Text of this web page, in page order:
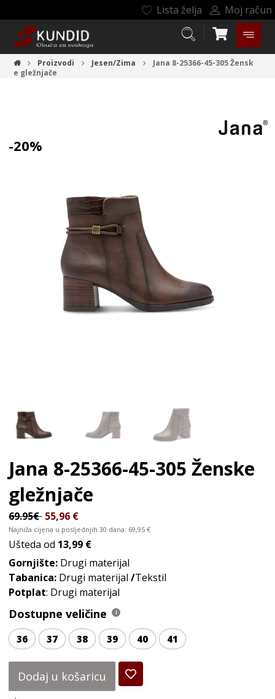
Lista želja Moj račun
Proizvodi Jesen/Zima Jana 8-25366-45-305Žensk
e gležnjače
-20%
Jana 8-25366-45-305Ženske
gležnjače
69.95€ 55,96 €
Najniža cijena u posljednjih 30 dana: 69,95€
Ušteda od 13,99 €
Gornjište: Drugi materijal
Tabanica: Drugi materijal/Tekstil
Potplat: Drugi materijal
Dostupne veličine
36 37 38 39 40 41
Dodaj u košaricu